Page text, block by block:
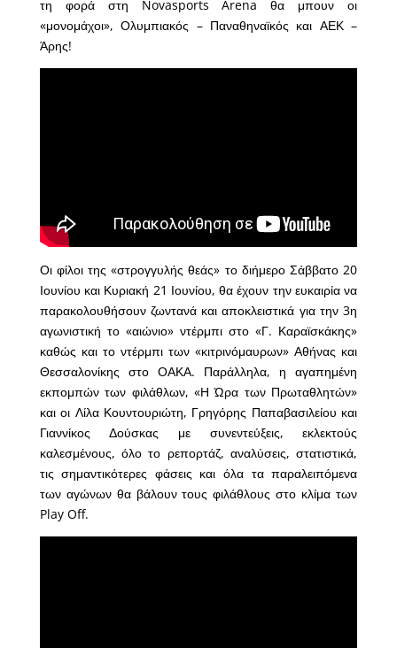
τη φορά στη Novasports Arena θα μπουν οι
«μονομάχοι», Ολυμπιακός – Παναθηναϊκός και ΑΕΚ –
Άρης!
Οι φίλοι της «στρογγυλής θεάς» το διήμερο Σάββατο 20
Ιουνίου και Κυριακή 21 Ιουνίου, θα έχουν την ευκαιρία να
παρακολουθήσουν ζωντανά και αποκλειστικά για την 3η
αγωνιστική το «αιώνιο» ντέρμπι στο «Γ. Καραϊσκάκης»
καθώς και το ντέρμπι των «κιτρινόμαυρων» Αθήνας και
Θεσσαλονίκης στο ΟΑΚΑ. Παράλληλα, η αγαπημένη
εκπομπών των φιλάθλων, «Η Ώρα των Πρωταθλητών»
και οι Λίλα Κουντουριώτη, Γρηγόρης Παπαβασιλείου και
Γιαννίκος Δούσκας με συνεντεύξεις, εκλεκτούς
καλεσμένους, όλο το ρεπορτάζ, αναλύσεις, στατιστικά,
τις σημαντικότερες φάσεις και όλα τα παραλειπόμενα
των αγώνων θα βάλουν τους φιλάθλους στο κλίμα των
Play Off.